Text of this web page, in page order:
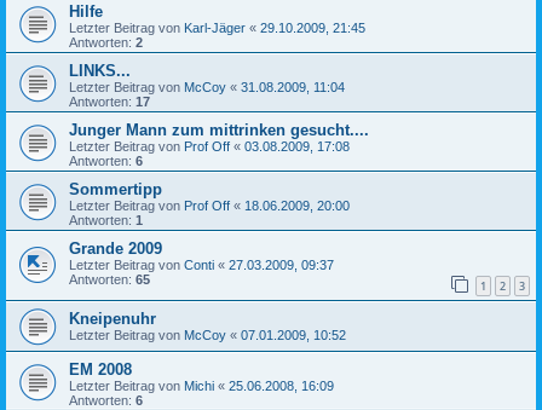
Hilfe
Letzter Beitrag von Karl-Jäger « 29.10.2009, 21:45
Antworten: 2
LINKS...
Letzter Beitrag von McCoy « 31.08.2009, 11:04
Antworten: 17
Junger Mann zum mittrinken gesucht....
Letzter Beitrag von Prof Off « 03.08.2009, 17:08
Antworten: 6
Sommertipp
Letzter Beitrag von Prof Off « 18.06.2009, 20:00
Antworten: 1
Grande 2009
Letzter Beitrag von Conti « 27.03.2009, 09:37
Antworten: 65 1 2 3
Kneipenuhr
Letzter Beitrag von McCoy « 07.01.2009, 10:52
EM 2008
Letzter Beitrag von Michi « 25.06.2008, 16:09
Antworten: 6